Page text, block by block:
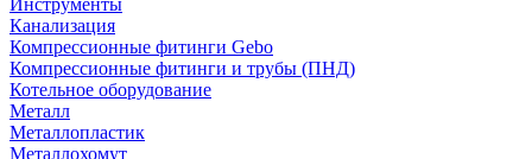
Канализация
Компрессионные фитинги Gebo
Компрессионные фитинги и трубы (ПНД)
Котельное оборудование
Металл
Металлопластик
Металлохомут